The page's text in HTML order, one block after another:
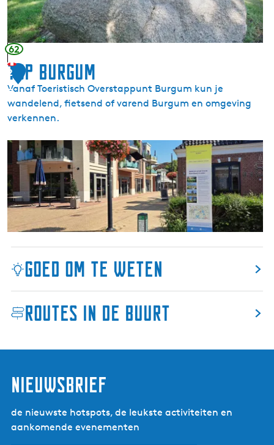
e
s
t
i
e
n
62
2
5
TOP Burgum
Vanaf Toeristisch Overstappunt Burgum kun je
wandelend, fietsend of varend Burgum en omgeving
verkennen.
T
P
B
u
g
u
m
Goed om te weten
Routes in de buurt
nieuwsbrief
de nieuwste hotspots, de leukste activiteiten en
aankomende evenementen